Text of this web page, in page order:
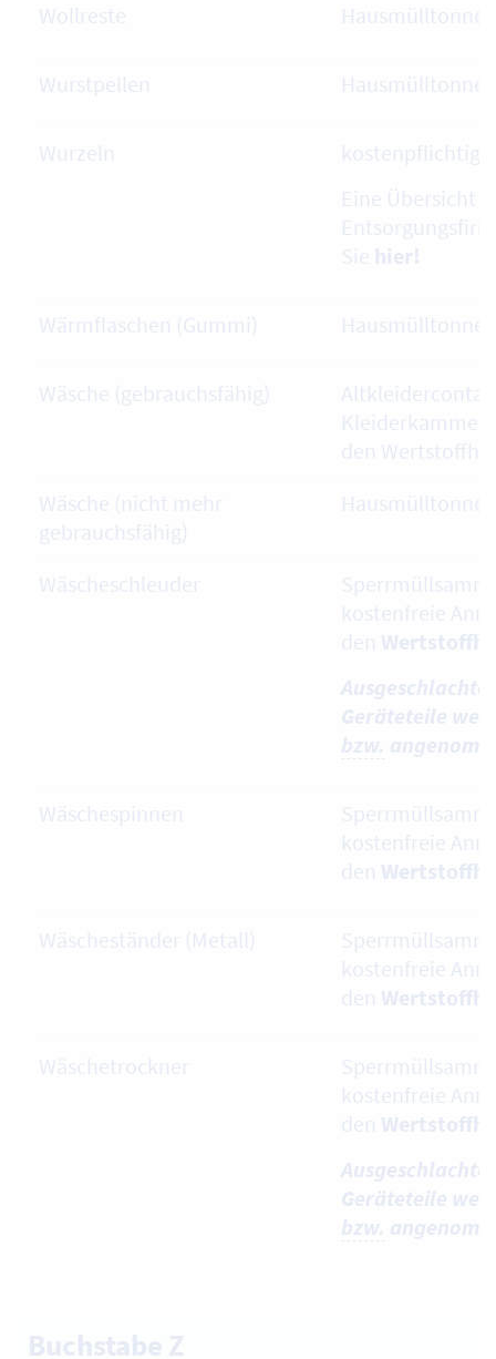
Wollreste Hausmülltonne
Wurstpellen Hausmülltonne
Wurzeln
kostenpflichtig
Eine Übersicht
Sie hier!
Wärmflaschen (Gummi) Hausmülltonne
Wäsche (gebrauchsfähig)
den
Wäsche (nicht mehr
gebrauchsfähig)
Hausmülltonne
Wäscheschleuder
kostenfreie
den
Geräteteile
bzw.
Wäschespinnen
kostenfreie
den
Wäscheständer (Metall)
kostenfreie
den
Wäschetrockner
kostenfreie
den
Geräteteile
bzw.